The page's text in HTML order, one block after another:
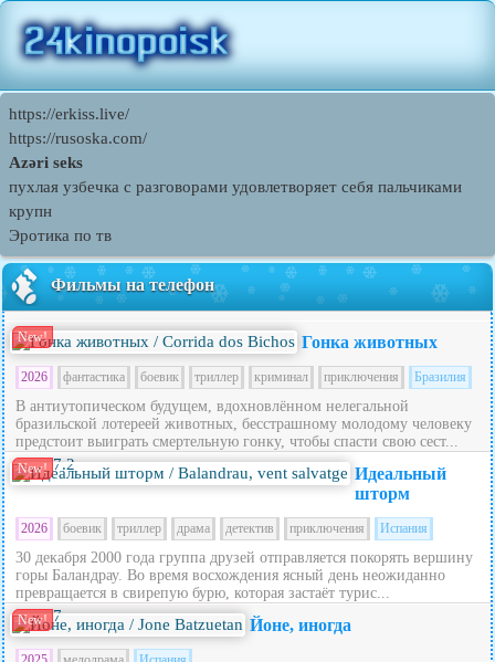
https://erkiss.live/
https://rusoska.com/
Azəri seks
пухлая узбечка с разговорами удовлетворяет себя пальчиками
крупн
Эротика по тв
Фильмы на телефон
New! Гонка животных
2026 фантастика боевик триллер криминал приключения Бразилия
В антиутопическом будущем, вдохновлённом нелегальной
бразильской лотереей животных, бесстрашному молодому человеку
предстоит выиграть смертельную гонку, чтобы спасти свою сест...
New! 7.2
Идеальный
шторм
2026 боевик триллер драма детектив приключения Испания
30 декабря 2000 года группа друзей отправляется покорять вершину
горы Баландрау. Во время восхождения ясный день неожиданно
превращается в свирепую бурю, которая застаёт турис...
New! 7 Йоне, иногда